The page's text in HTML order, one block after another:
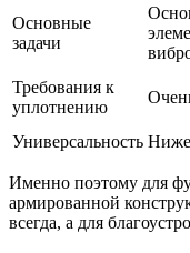
Основные
задачи
Требования к
уплотнению
Универсальность Ниже
Именно поэтому для
армированной
всегда, а для